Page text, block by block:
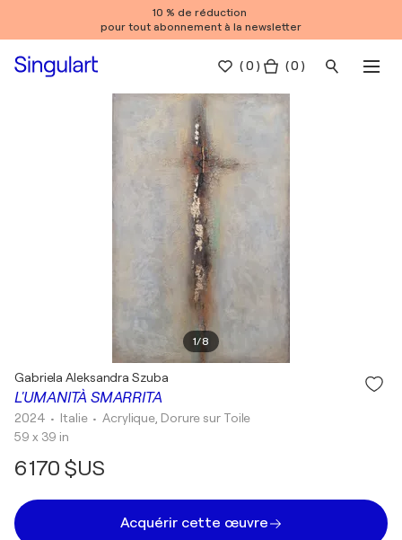
10 % de réduction
pour tout abonnement à la newsletter
(0 ) ( 0 )
1/8
L'UMANITÀ SMARRITA
Gabriela Aleksandra Szuba
2024 • Italie •Acrylique, Dorure sur Toile
59 x 39 in
6 170 $US
Acquérir cette œuvre